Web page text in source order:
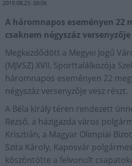
2019.08.23. 08:06
A háromnapos eseményen 22
csaknem négyszáz versenyzője
Megkezdődött a Megyei Jogú
(MJVSZ) XVII. Sporttalálkozója
háromnapos eseményen 22
négyszáz versenyzője vesz részt.
A Béla király téren rendezett
Rezső, a házigazda város
Krisztián, a Magyar Olimpiai
Szita Károly, Kaposvár
köszöntötte a felvonult